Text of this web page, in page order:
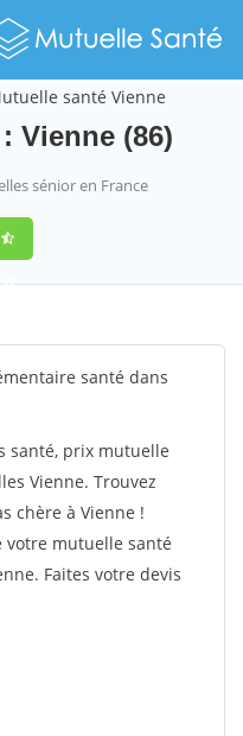
santé Vienne
Vienne (86)
sénior en France
santé dans
santé, prix mutuelle
Vienne. Trouvez
chère à Vienne !
mutuelle santé
Faites votre devis